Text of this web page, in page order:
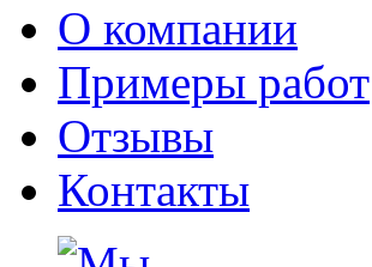
О компании
Примеры работ
Отзывы
Контакты